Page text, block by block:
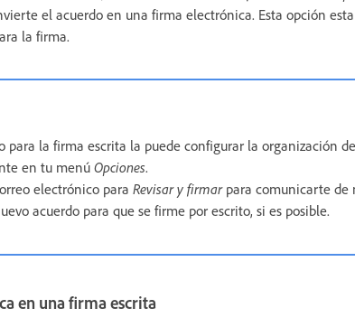
el acuerdo en una firma electrónica. Esta opción
la firma.
para la firma escrita la puede configurar la organización
en tu menúOpciones.
electrónico para Revisar y firmarpara comunicarte de
acuerdo para que se firme por escrito, si es posible.
en una firma escrita